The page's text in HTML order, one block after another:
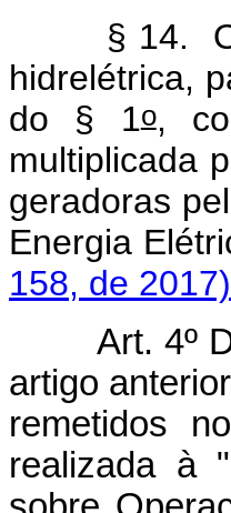
§ 14.
hidrelétrica,
do § 1o,
multiplicada
geradoras
Energia
158, de 2017)
Art. 4º
artigo
remetidos
realizada à